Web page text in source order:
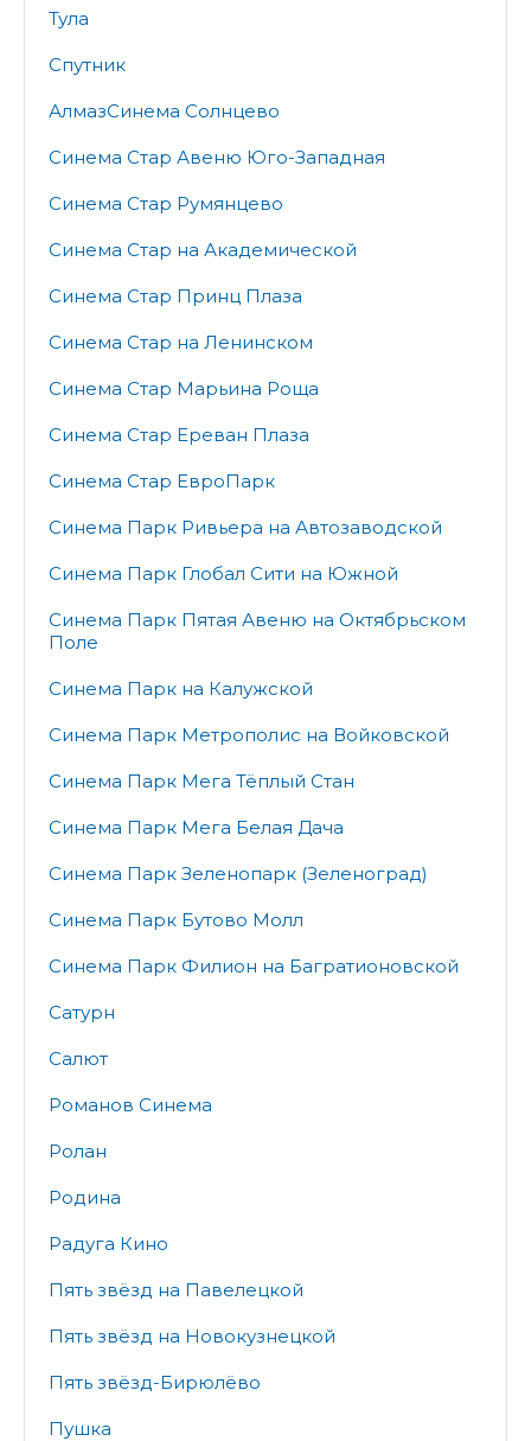
Тула
Спутник
АлмазСинема Солнцево
Синема Стар Авеню Юго-Западная
Синема Стар Румянцево
Синема Стар на Академической
Синема Стар Принц Плаза
Синема Стар на Ленинском
Синема Стар Марьина Роща
Синема Стар Ереван Плаза
Синема Стар ЕвроПарк
Синема Парк Ривьера на Автозаводской
Синема Парк Глобал Сити на Южной
Синема Парк Пятая Авеню на Октябрьском
Поле
Синема Парк на Калужской
Синема Парк Метрополис на Войковской
Синема Парк Мега Тёплый Стан
Синема Парк Мега Белая Дача
Синема Парк Зеленопарк (Зеленоград)
Синема Парк Бутово Молл
Синема Парк Филион на Багратионовской
Сатурн
Салют
Романов Синема
Ролан
Родина
Радуга Кино
Пять звёзд на Павелецкой
Пять звёзд на Новокузнецкой
Пять звёзд-Бирюлёво
Пушка